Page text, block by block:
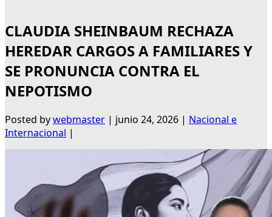
CLAUDIA SHEINBAUM RECHAZA
HEREDAR CARGOS A FAMILIARES Y
SE PRONUNCIA CONTRA EL
NEPOTISMO
Posted bywebmaster | junio 24, 2026 | Nacional e
Internacional |